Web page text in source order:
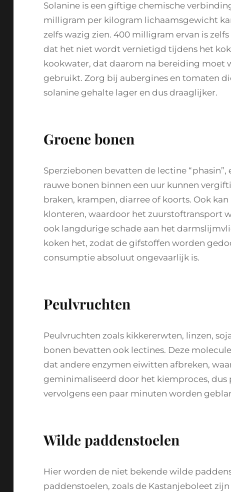
Solanine is een giftige chemische
milligram per kilogram lichaamsgewicht
zelfs wazig zien. 400 milligram ervan is
dat het niet wordt vernietigd tijdens het
kookwater, dat daarom na bereiding moet
gebruikt. Zorg bij aubergines en tomaten
solanine gehalte lager en dus draaglijker.
Groene bonen
Sperziebonen bevatten de lectine
rauwe bonen binnen een uur kunnen
braken, krampen, diarree of koorts. Ook
klonteren, waardoor het zuurstoftransport
ook langdurige schade aan het
koken het, zodat de gifstoffen worden
consumptie absoluut ongevaarlijk is.
Peulvruchten
Peulvruchten zoals kikkererwten, linzen,
bonen bevatten ook lectines. Deze
dat andere enzymen eiwitten afbreken,
geminimaliseerd door het kiemproces,
vervolgens een paar minuten worden
Wilde paddenstoelen
Hier worden de niet bekende wilde
paddenstoelen, zoals de Kastanjeboleet